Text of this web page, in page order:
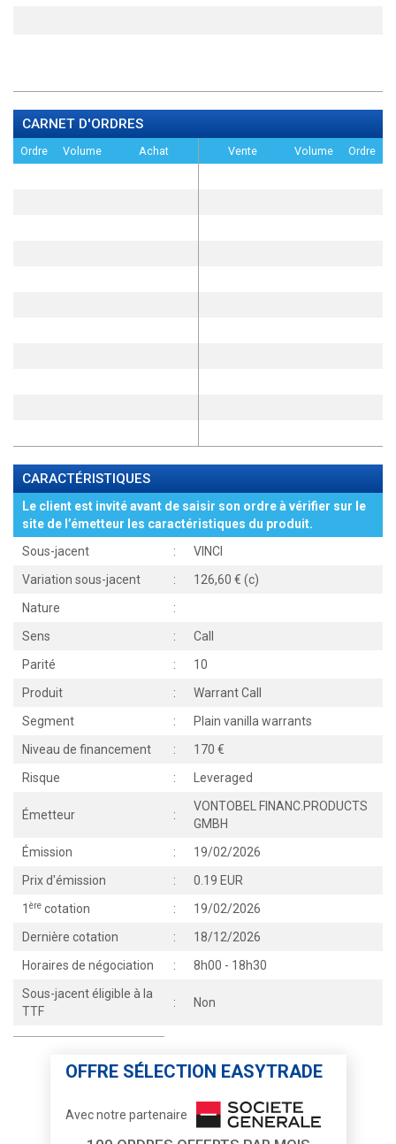
CARNET D'ORDRES
Ordre Volume Achat Vente Volume Ordre
CARACTÉRISTIQUES
Le client est invité avant de saisir son ordre à vérifier sur le
site de l’émetteur les caractéristiques du produit.
Sous-jacent
:
VINCI
Variation sous-jacent
:
126,60 € (c)
Nature
:
Sens
:
Call
Parité
:
10
Produit
:
Warrant Call
Segment
:
Plain vanilla warrants
Niveau de financement
:
170
Risque
: Leveraged
Émetteur :
VONTOBEL FINANC.PRODUCTS
GMBH
Émission
:
19/02/2026
Prix d'émission
:
0.19 EUR
1 ère cotation :
19/02/2026
Dernière cotation
:
18/12/2026
Horaires de négociation
:
8h00 - 18h30
Sous-jacent éligible à la
TTF
: Non
OFFRE SÉLECTION EASYTRADE
Avec notre partenaire